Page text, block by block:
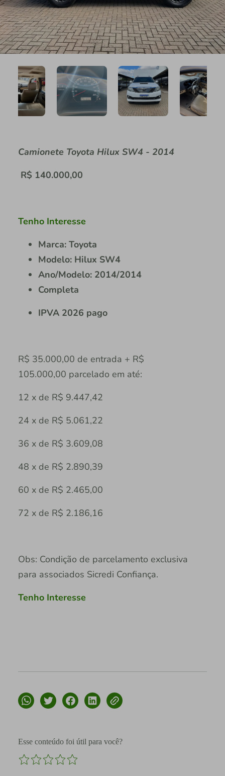
Camionete Toyota Hilux SW4 - 2014
R$ 140.000,00
Tenho Interesse
Marca: Toyota
Modelo: Hilux SW4
Ano/Modelo: 2014/2014
Completa
IPVA 2026 pago
R$ 35.000,00 de entrada + R$
105.000,00 parcelado em até:
12 x de R$ 9.447,42
24 x de R$ 5.061,22
36 x de R$ 3.609,08
48 x de R$ 2.890,39
60 x de R$ 2.465,00
72 x de R$ 2.186,16
Obs: Condição de parcelamento exclusiva
para associados Sicredi Confiança.
Tenho Interesse
Esse conteúdo foi útil para você?